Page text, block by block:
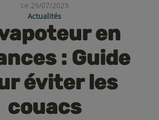
Le 29/07/2023
Actualités
en
: Guide
éviter les
couacs